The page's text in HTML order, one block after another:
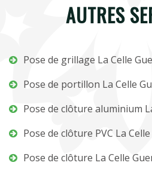
AUTRES
Pose de grillage La Celle
Pose de portillon La Celle
Pose de clôture aluminium
Pose de clôture PVC La
Pose de clôture La Celle